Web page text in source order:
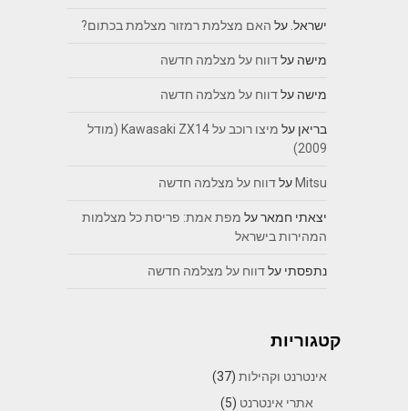
ישראל. על האם מצלמת רמזור מצלמת בכתום?
מישה עלדווח על מצלמה חדשה
מישה עלדווח על מצלמה חדשה
בריאן על
מיצו רוכב על Kawasaki ZX14 (מודל
2009)
Mitsu עלדווח על מצלמה חדשה
יצאתי חמארעל מפת אמת: פריסת כל מצלמות
המהירות בישראל
נתפסתי עלדווח על מצלמה חדשה
קטגוריות
אינטרנט וקהילות(37)
אתרי אינטרנט (5)